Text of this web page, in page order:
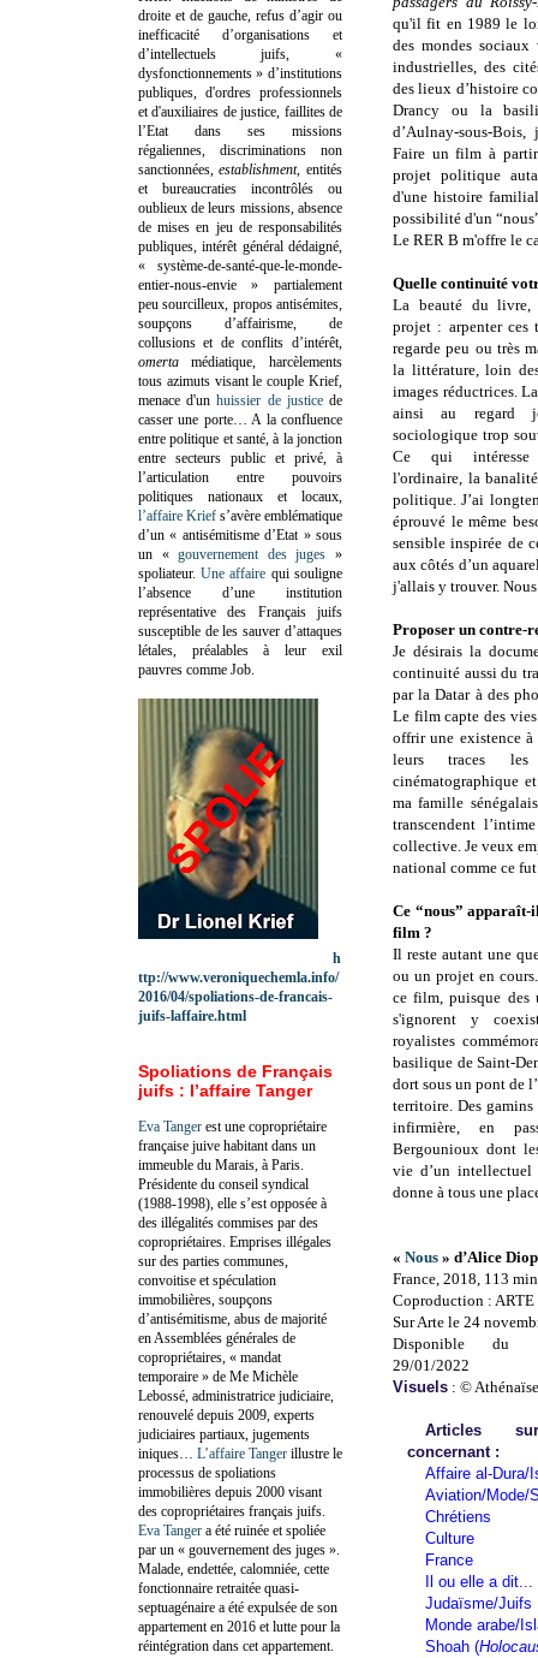
qu'il fit en 1989 le
des mondes
industrielles, des
des lieux d’histoire
Drancy ou la
d’Aulnay-sous-
Faire un film à
projet politique
d'une histoire
possibilité d'un
Le RER B m'offre le
Quelle continuité
La beauté du livre,
projet : arpenter ces
regarde peu ou très
la littérature, loin
images réductrices.
ainsi au regard
sociologique trop
Ce qui intéresse
l'ordinaire, la
politique. J’ai
éprouvé le même
sensible inspirée de
aux côtés d’un
j'allais y trouver.
Proposer un contre-
Je désirais la
continuité aussi du
par la Datar à des
Le film capte des
offrir une existence à
leurs traces
cinématographique
ma famille
transcendent
collective. Je veux
national comme ce
Ce “nous”
film ?
Il reste autant une
ou un projet en
ce film, puisque des
s'ignorent y
royalistes
basilique de Saint-
dort sous un pont de
territoire. Des
infirmière, en
Bergounioux dont
vie d’un
donne à tous une
« Nous » d’Alice Diop
France, 2018, 113 min
Coproduction : ARTE
Sur Arte le 24
Disponible du
29/01/2022
Visuels : © Athénaïse
Articles
concernant :
Affaire al-Dura/
Aviation/Mode/
Chrétiens
Culture
France
Il ou elle a dit...
Judaïsme/Juifs
Monde arabe/
Shoah (
droite et de gauche, refus d’agir ou
inefficacité d’organisations et
d’intellectuels juifs, «
dysfonctionnements » d’institutions
publiques, d'ordres professionnels
et d'auxiliaires de justice, faillites de
l’Etat dans ses missions
régaliennes, discriminations non
sanctionnées,establishment, entités
et bureaucraties incontrôlés ou
oublieux de leurs missions, absence
de mises en jeu de responsabilités
publiques, intérêt général dédaigné,
« système-de-santé-que-le-monde-
entier-nous-envie » partialement
peu sourcilleux, propos antisémites,
soupçons d’affairisme, de
collusions et de conflits d’intérêt,
omertamédiatique, harcèlements
tous azimuts visant le couple Krief,
menace d'unhuissier de justicede
casser une porte… A la confluence
entre politique et santé, à la jonction
entre secteurs public et privé, à
l’articulation entre pouvoirs
politiques nationaux et locaux,
l’affaire Krief s’avère emblématique
d’un « antisémitisme d’Etat » sous
un «gouvernement des juges »
spoliateur.Une affaire qui souligne
l’absence d’une institution
représentative des Français juifs
susceptible de les sauver d’attaques
létales, préalables à leur exil
pauvres comme Job.
h
ttp://www.veroniquechemla.info/
2016/04/spoliations-de-francais-
juifs-laffaire.html
Spoliations de Français
juifs : l’affaire Tanger
Eva Tanger est une copropriétaire
française juive habitant dans un
immeuble du Marais, à Paris.
Présidente du conseil syndical
(1988-1998), elle s’est opposée à
des illégalités commises par des
copropriétaires. Emprises illégales
sur des parties communes,
convoitise et spéculation
immobilières, soupçons
d’antisémitisme, abus de majorité
en Assemblées générales de
copropriétaires, « mandat
temporaire » de Me Michèle
Lebossé, administratrice judiciaire,
renouvelé depuis 2009, experts
judiciaires partiaux, jugements
iniques… L’affaire Tanger illustre le
processus de spoliations
immobilières depuis 2000 visant
des copropriétaires français juifs.
Eva Tanger a été ruinée et spoliée
par un « gouvernement des juges ».
Malade, endettée, calomniée, cette
fonctionnaire retraitée quasi-
septuagénaire a été expulsée de son
appartement en 2016 et lutte pour la
réintégration dans cet appartement.